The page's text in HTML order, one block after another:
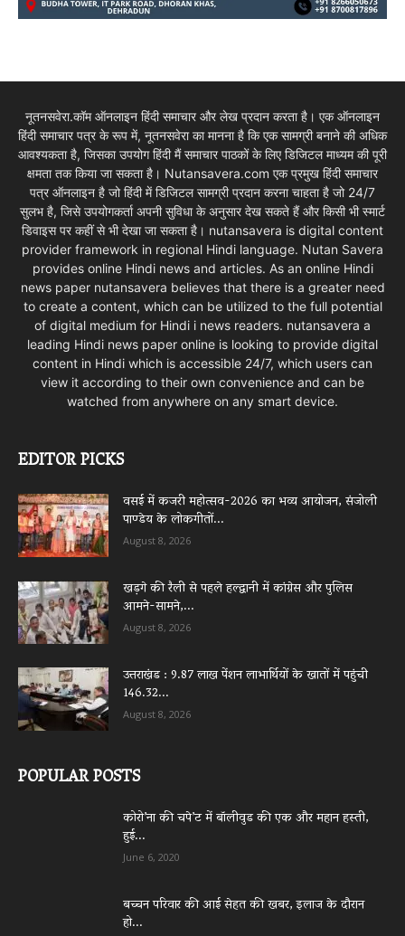
नूतनसवेरा.कॉम ऑनलाइन हिंदी समाचार और लेख प्रदान करता है। एक ऑनलाइन
हिंदी समाचार पत्र के रूप में, नूतनसवेरा का मानना है कि एक सामग्री बनाने की अधिक
आवश्यकता है, जिसका उपयोग हिंदी मैं समाचार पाठकों के लिए डिजिटल माध्यम की पूरी
क्षमता तक किया जा सकता है। Nutansavera.com एक प्रमुख हिंदी समाचार
पत्र ऑनलाइन है जो हिंदी में डिजिटल सामग्री प्रदान करना चाहता है जो 24/7
सुलभ है, जिसे उपयोगकर्ता अपनी सुविधा के अनुसार देख सकते हैं और किसी भी स्मार्ट
डिवाइस पर कहीं से भी देखा जा सकता है। nutansavera is digital content
provider framework in regional Hindi language. Nutan Savera
provides online Hindi news and articles. As an online Hindi
news paper nutansavera believes that there is a greater need
to create a content, which can be utilized to the full potential
of digital medium for Hindi i news readers. nutansavera a
leading Hindi news paper online is looking to provide digital
content in Hindi which is accessible 24/7, which users can
view it according to their own convenience and can be
watched from anywhere on any smart device.
EDITOR PICKS
वसई में कजरी महोत्सव-2026 का भव्य आयोजन, संजोली
पाण्डेय के लोकगीतों...
August 8, 2026
खड़गे की रैली से पहले हल्द्वानी में कांग्रेस और पुलिस
आमने-सामने,...
August 8, 2026
उत्तराखंड : 9.87 लाख पेंशन लाभार्थियों के खातों में पहुंची
146.32...
August 8, 2026
POPULAR POSTS
कोरो’ना की चपे’ट में बॉलीवुड की एक और महान हस्ती,
हुई...
June 6, 2020
बच्चन परिवार की आई सेहत की खबर, इलाज के दौरान
हो...